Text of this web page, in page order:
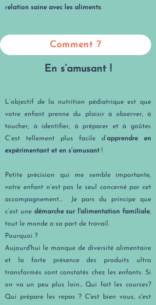
relation saine avec les aliments.
Comment ?
En s’amusant !
L’objectif de la nutrition pédiatrique est que
votre enfant prenne du plaisir à observer, à
toucher, à identifier, à préparer et à goûter.
C’est tellement plus facile d’apprendre en
expérimentant et en s’amusant !
Petite précision qui me semble importante,
votre enfant n’est pas le seul concerné par cet
accompagnement… Je pars du principe que
c’est unedémarche sur l'alimentation familiale,
tout le monde a sa part de travail.
Pourquoi ?
Aujourd'hui le manque de diversité alimentaire
et la forte présence des produits ultra
transformés sontconstatés chez les enfants. Si
on va un peu plus loin... Qui fait les courses?
Qui prépare les repas ? C'est bien vous, c'est